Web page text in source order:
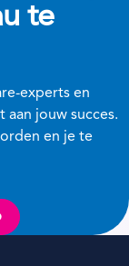
te
experts en
jouw succes.
en je te